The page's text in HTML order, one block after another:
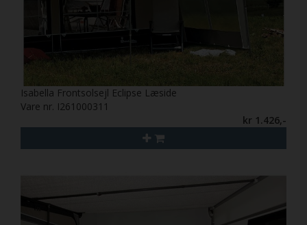
Isabella Frontsolsejl Eclipse Læside
Vare nr. I261000311
kr 1.426,-